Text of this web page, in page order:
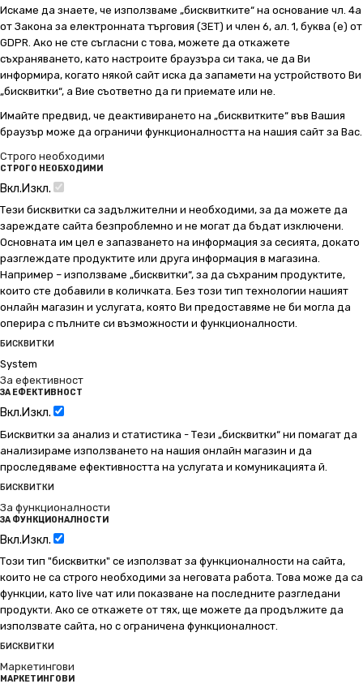
Искаме да знаете, че използваме „бисквитките“ на основание чл. 4а
от Закона за електронната търговия (ЗЕТ) и член 6, ал. 1, буква (е) от
GDPR. Ако не сте съгласни с това, можете да откажете
съхраняването, като настроите браузъра си така, че да Ви
информира, когато някой сайт иска да запамети на устройството Ви
„бисквитки“, а Вие съответно да ги приемате или не.
Имайте предвид, че деактивирането на „бисквитките“ във Вашия
браузър може да ограничи функционалността на нашия сайт за Вас.
Строго необходими
СТРОГО НЕОБХОДИМИ
Вкл.Изкл.
Тези бисквитки са задължителни и необходими, за да можете да
зареждате сайта безпроблемно и не могат да бъдат изключени.
Основната им цел е запазването на информация за сесията, докато
разглеждате продуктите или друга информация в магазина.
Например – използваме „бисквитки“, за да съхраним продуктите,
които сте добавили в количката. Без този тип технологии нашият
онлайн магазин и услугата, която Ви предоставяме не би могла да
оперира с пълните си възможности и функционалности.
БИСКВИТКИ
System
За ефективност
ЗА ЕФЕКТИВНОСТ
Вкл.Изкл.
Бисквитки за анализ и статистика - Тези „бисквитки“ ни помагат да
анализираме използването на нашия онлайн магазин и да
проследяваме ефективността на услугата и комуникацията й.
БИСКВИТКИ
За функционалности
ЗА ФУНКЦИОНАЛНОСТИ
Вкл.Изкл.
Този тип "бисквитки" се използват за функционалности на сайта,
които не са строго необходими за неговата работа. Това може да са
функции, като live чат или показване на последните разгледани
продукти. Ако се откажете от тях, ще можете да продължите да
използвате сайта, но с ограничена функционалност.
БИСКВИТКИ
Маркетингови
МАРКЕТИНГОВИ